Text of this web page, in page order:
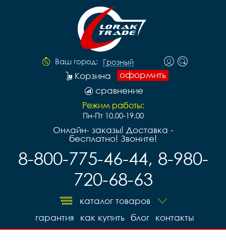
Ваш город: Грозный
оформить
Корзина
сравнение
Режим работы:
Пн-Пт 10.00-19.00
Онлайн- заказы! Доставка -
бесплатно! Звоните!
8-800-775-46-44, 8-980-
720-68-63
каталог товаров
контакты
блог
как купить
гарантия